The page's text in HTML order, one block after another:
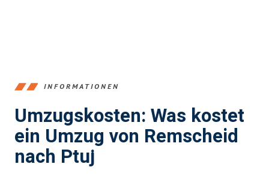
INFORMATIONEN
Umzugskosten: Was kostet
ein Umzug von Remscheid
nach Ptuj